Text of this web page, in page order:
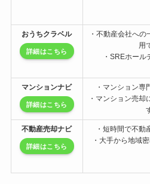
おうちクラベル
詳細はこちら
・不動産会社へ
用
・SREホー
マンションナビ
詳細はこちら
・マンション専
・マンション売却
不動産売却ナビ
詳細はこちら
・短時間で不動
・大手から地域